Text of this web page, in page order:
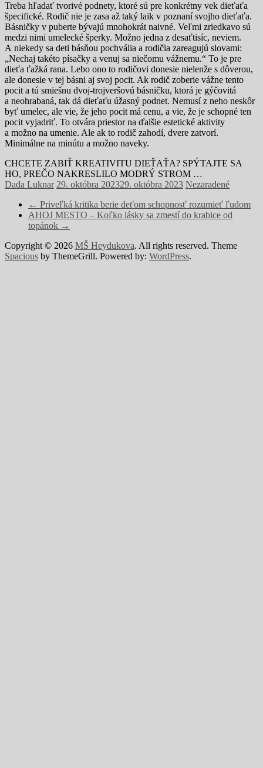
Treba hľadať tvorivé podnety, ktoré sú pre konkrétny vek dieťaťa
špecifické. Rodič nie je zasa až taký laik v poznaní svojho dieťaťa.
Básničky v puberte bývajú mnohokrát naivné. Veľmi zriedkavo sú
medzi nimi umelecké šperky. Možno jedna z desaťtisíc, neviem.
A niekedy sa deti básňou pochvália a rodičia zareagujú slovami:
„Nechaj takéto písačky a venuj sa niečomu vážnemu.“ To je pre
dieťa ťažká rana. Lebo ono to rodičovi donesie nielenže s dôverou,
ale donesie v tej básni aj svoj pocit. Ak rodič zoberie vážne tento
pocit a tú smiešnu dvoj-trojveršovú básničku, ktorá je gýčovitá
a neohrabaná, tak dá dieťaťu úžasný podnet. Nemusí z neho neskôr
byť umelec, ale vie, že jeho pocit má cenu, a vie, že je schopné ten
pocit vyjadriť. To otvára priestor na ďalšie estetické aktivity
a možno na umenie. Ale ak to rodič zahodí, dvere zatvorí.
Minimálne na minútu a možno naveky.
CHCETE ZABIŤ KREATIVITU DIEŤAŤA? SPÝTAJTE SA
HO, PREČO NAKRESLILO MODRÝ STROM …
Dada Luknar 29. októbra 202329. októbra 2023 Nezaradené
← Priveľká kritika berie deťom schopnosť rozumieť ľudom
AHOJ MESTO – Koľko lásky sa zmestí do krabice od
topánok →
Copyright © 2026 MŠ Heydukova. All rights reserved. Theme
Spacious by ThemeGrill. Powered by: WordPress.